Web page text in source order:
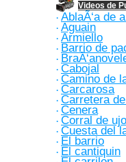
Videos de
· AblaÃ‘a de
· Aguain
· Armiello
· Barrio de
·
· Cabojal
· Camino de
· Carcarosa
· Carretera
· Cenera
· Corral de ujo
· Cuesta del
· El barrio
· El cantiquin